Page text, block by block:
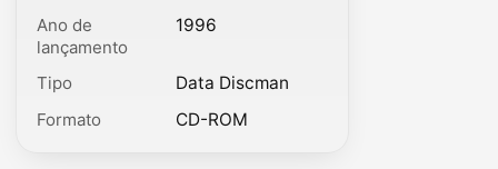
Ano de
lançamento
1996
Tipo
Data Discman
Formato
CD-ROM